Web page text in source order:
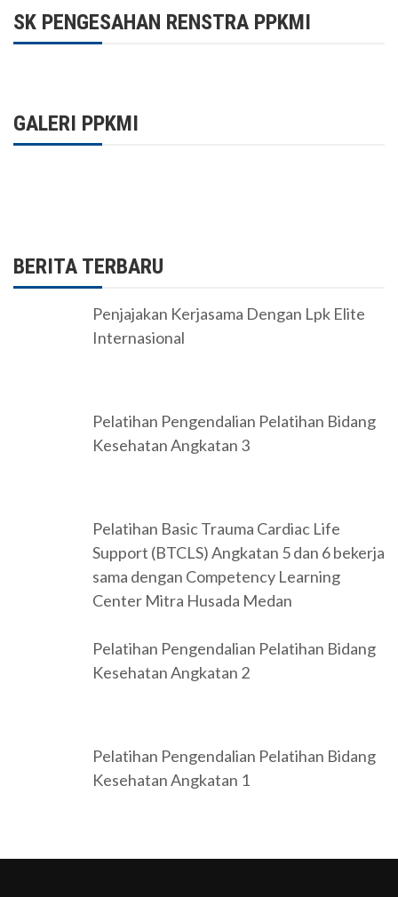
SK PENGESAHAN RENSTRA PPKMI
GALERI PPKMI
BERITA TERBARU
Penjajakan Kerjasama Dengan Lpk Elite
Internasional
Pelatihan Pengendalian Pelatihan Bidang
Kesehatan Angkatan 3
Pelatihan Basic Trauma Cardiac Life
Support (BTCLS) Angkatan 5 dan 6 bekerja
sama dengan Competency Learning
Center Mitra Husada Medan
Pelatihan Pengendalian Pelatihan Bidang
Kesehatan Angkatan 2
Pelatihan Pengendalian Pelatihan Bidang
Kesehatan Angkatan 1